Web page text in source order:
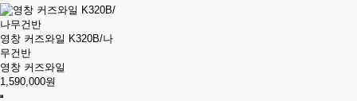
영창 커즈와일 K320B/나
무건반
영창 커즈와일
1,590,000원